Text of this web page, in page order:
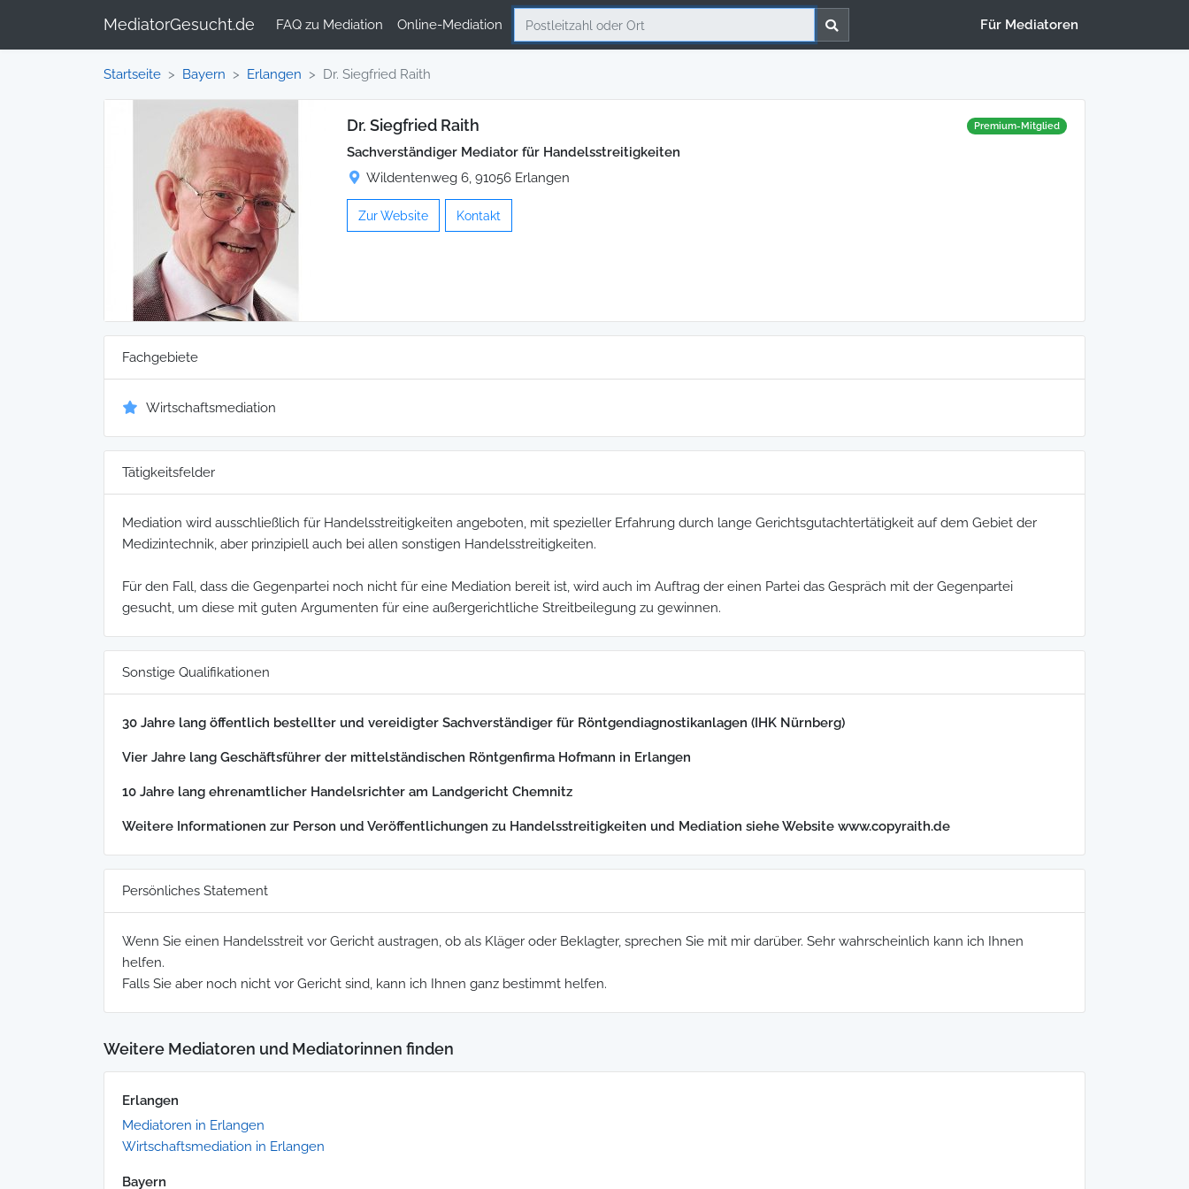
MediatorGesucht.de FAQ zu Mediation Online-Mediation Für Mediatoren
Startseite Bayern Erlangen Dr. Siegfried Raith
Premium-Mitglied
Dr. Siegfried Raith
Sachverständiger Mediator für Handelsstreitigkeiten
Wildentenweg 6, 91056 Erlangen
Zur Website Kontakt
Fachgebiete
Wirtschaftsmediation
Tätigkeitsfelder
Mediation wird ausschließlich für Handelsstreitigkeiten angeboten, mit spezieller Erfahrung durch lange Gerichtsgutachtertätigkeit auf dem Gebiet der
Medizintechnik, aber prinzipiell auch bei allen sonstigen Handelsstreitigkeiten.
Für den Fall, dass die Gegenpartei noch nicht für eine Mediation bereit ist, wird auch im Auftrag der einen Partei das Gespräch mit der Gegenpartei
gesucht, um diese mit guten Argumenten für eine außergerichtliche Streitbeilegung zu gewinnen.
Sonstige Qualifikationen
30 Jahre lang öffentlich bestellter und vereidigter Sachverständiger für Röntgendiagnostikanlagen (IHK Nürnberg)
Vier Jahre lang Geschäftsführer der mittelständischen Röntgenfirma Hofmann in Erlangen
10 Jahre lang ehrenamtlicher Handelsrichter am Landgericht Chemnitz
Weitere Informationen zur Person und Veröffentlichungen zu Handelsstreitigkeiten und Mediation siehe Website www.copyraith.de
Persönliches Statement
Wenn Sie einen Handelsstreit vor Gericht austragen, ob als Kläger oder Beklagter, sprechen Sie mit mir darüber. Sehr wahrscheinlich kann ich Ihnen
helfen.
Falls Sie aber noch nicht vor Gericht sind, kann ich Ihnen ganz bestimmt helfen.
Weitere Mediatoren und Mediatorinnen finden
Erlangen
Mediatoren in Erlangen
Wirtschaftsmediation in Erlangen
Bayern